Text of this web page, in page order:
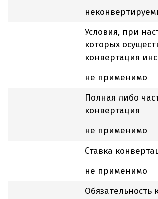
Условия, при
которых
конвертация
не применимо
Полная либо
конвертация
не применимо
Ставка
не применимо
Обязательность